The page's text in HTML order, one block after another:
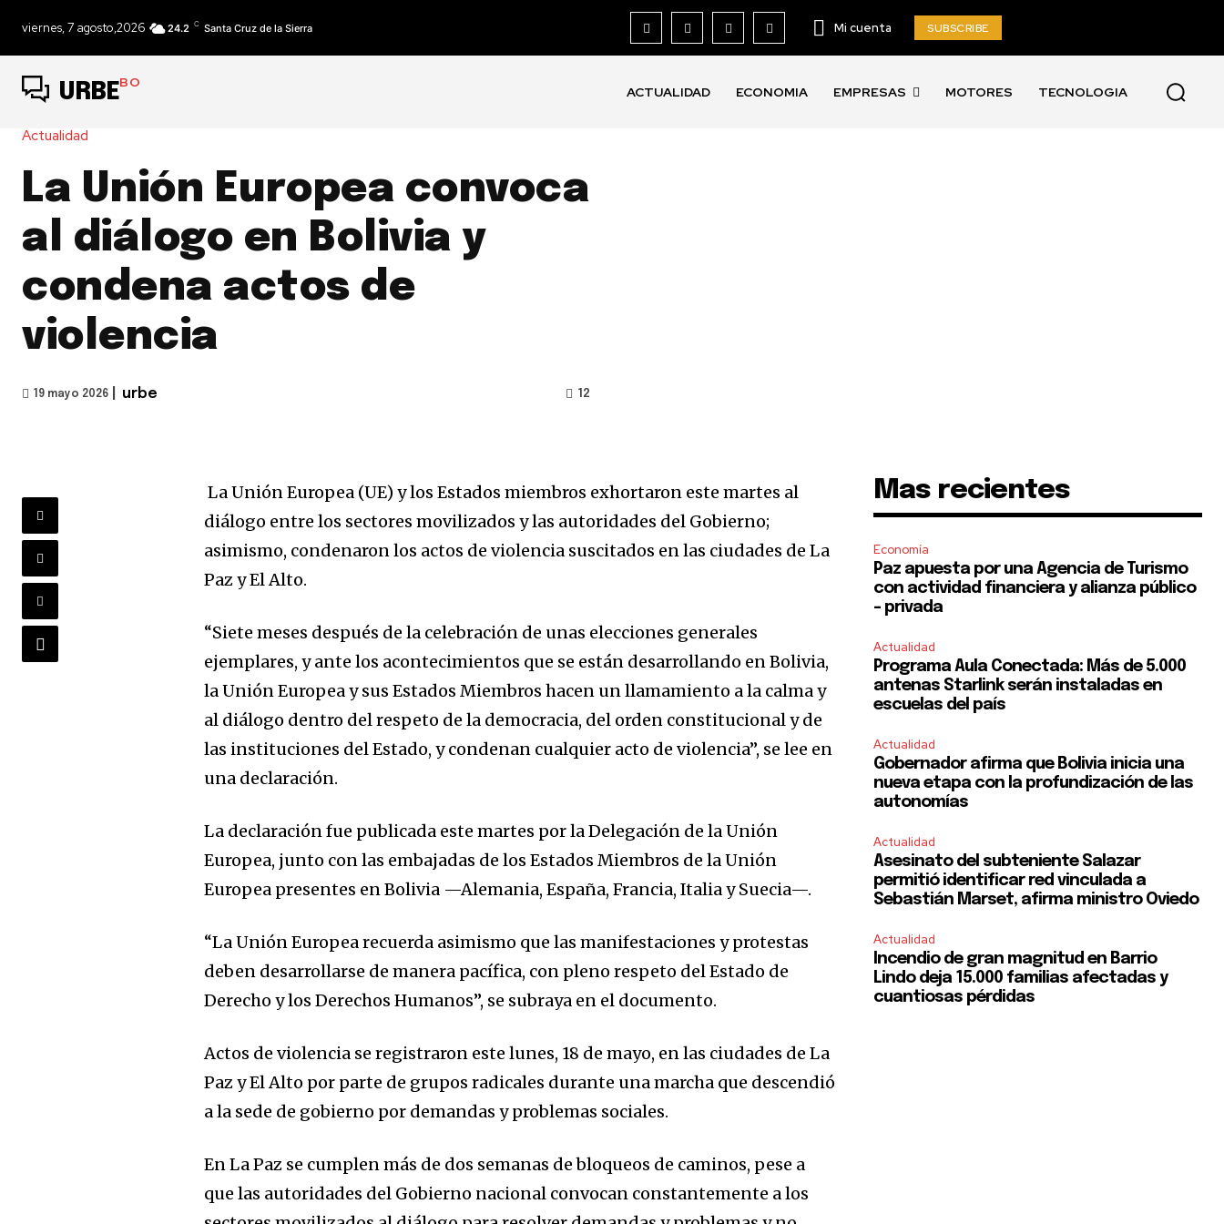
viernes, 7 agosto,2026 24.2 C Santa Cruz de la Sierra Mi cuenta SUBSCRIBE
URBEBO
ACTUALIDAD ECONOMIA EMPRESAS MOTORES TECNOLOGIA
Actualidad
La Unión Europea convoca
al diálogo en Bolivia y
condena actos de
violencia
19 mayo 2026 urbe 12
La Unión Europea (UE) y los Estados miembros exhortaron este martes al
diálogo entre los sectores movilizados y las autoridades del Gobierno;
asimismo, condenaron los actos de violencia suscitados en las ciudades de La
Paz y El Alto.
“Siete meses después de la celebración de unas elecciones generales
ejemplares, y ante los acontecimientos que se están desarrollando en Bolivia,
la Unión Europea y sus Estados Miembros hacen un llamamiento a la calma y
al diálogo dentro del respeto de la democracia, del orden constitucional y de
las instituciones del Estado, y condenan cualquier acto de violencia”, se lee en
una declaración.
La declaración fue publicada este martes por la Delegación de la Unión
Europea, junto con las embajadas de los Estados Miembros de la Unión
Europea presentes en Bolivia —Alemania, España, Francia, Italia y Suecia—.
“La Unión Europea recuerda asimismo que las manifestaciones y protestas
deben desarrollarse de manera pacífica, con pleno respeto del Estado de
Derecho y los Derechos Humanos”, se subraya en el documento.
Actos de violencia se registraron este lunes, 18 de mayo, en las ciudades de La
Paz y El Alto por parte de grupos radicales durante una marcha que descendió
a la sede de gobierno por demandas y problemas sociales.
En La Paz se cumplen más de dos semanas de bloqueos de caminos, pese a
que las autoridades del Gobierno nacional convocan constantemente a los
Mas recientes
Economía
Paz apuesta por una Agencia de Turismo
con actividad financiera y alianza público
– privada
Actualidad
Programa Aula Conectada: Más de 5.000
antenas Starlink serán instaladas en
escuelas del país
Actualidad
Gobernador afirma que Bolivia inicia una
nueva etapa con la profundización de las
autonomías
Actualidad
Asesinato del subteniente Salazar
permitió identificar red vinculada a
Sebastián Marset, afirma ministro Oviedo
Actualidad
Incendio de gran magnitud en Barrio
Lindo deja 15.000 familias afectadas y
cuantiosas pérdidas